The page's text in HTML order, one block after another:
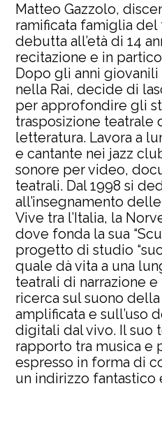
Matteo Gazzolo,
ramificata famiglia del
debutta all’età di 14
recitazione e in
Dopo gli anni
nella Rai, decide di
per approfondire gli
trasposizione teatrale
letteratura. Lavora a
e cantante nei jazz
sonore per video,
teatrali. Dal 1998 si
all’insegnamento
Vive tra l’Italia, la
dove fonda la sua
progetto di studio
quale dà vita a una
teatrali di narrazione
ricerca sul suono
amplificata e sull’uso
digitali dal vivo. Il suo
rapporto tra musica e
espresso in forma di
un indirizzo